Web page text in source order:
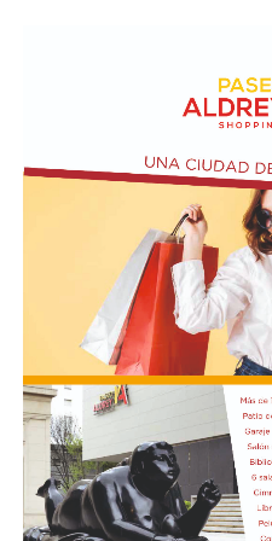
en el audiovisual”,
rol del sonido en el cine, la
ambientes, el foley y los
En última instancia, el
habrá una Muestra de
producidas en instituciones
audiovisuales de la ciudad.
Participarán de la
en Comunicación
de Mar del Plata, Escuela
Malharro, Escuela Nacional
Realización
Instituto Superior Bristol,
AlmaCine y CineTaller del
Narrativo de Librería